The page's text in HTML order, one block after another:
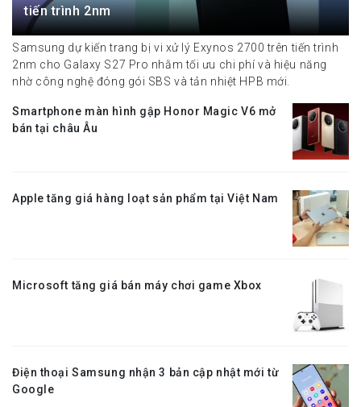
tiến trình 2nm
Samsung dự kiến trang bị vi xử lý Exynos 2700 trên tiến trình
2nm cho Galaxy S27 Pro nhằm tối ưu chi phí và hiệu năng
nhờ công nghệ đóng gói SBS và tản nhiệt HPB mới.
Smartphone màn hình gập Honor Magic V6 mở
bán tại châu Âu
Apple tăng giá hàng loạt sản phẩm tại Việt Nam
Microsoft tăng giá bán máy chơi game Xbox
Điện thoại Samsung nhận 3 bản cập nhật mới từ
Google